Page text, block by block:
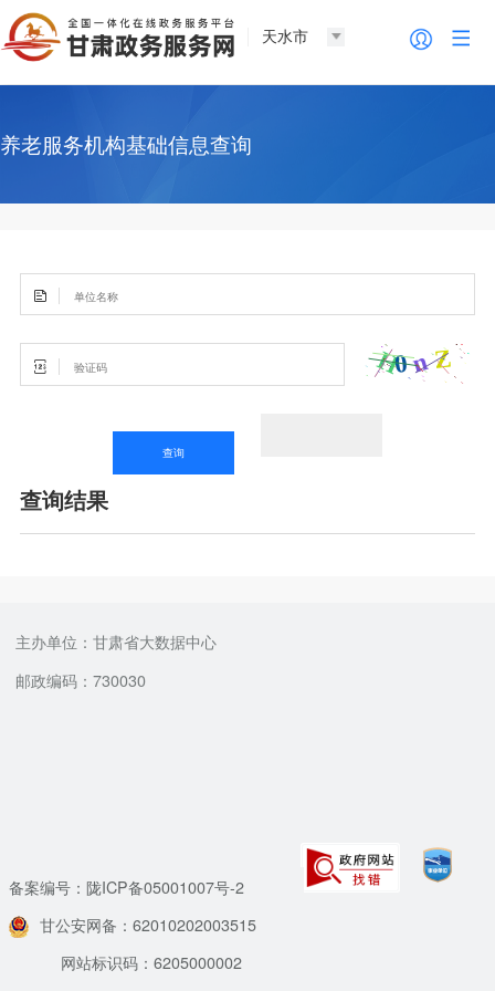
天水市
养老服务机构基础信息查询
查询结果
主办单位：甘肃省大数据中心
邮政编码：730030
备案编号：陇ICP备05001007号-2
甘公安网备：62010202003515
网站标识码：6205000002